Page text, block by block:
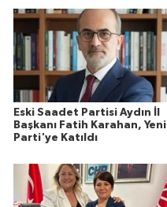
Eski Saadet Partisi Aydın İl
Başkanı Fatih Karahan, Yeni
Parti'ye Katıldı